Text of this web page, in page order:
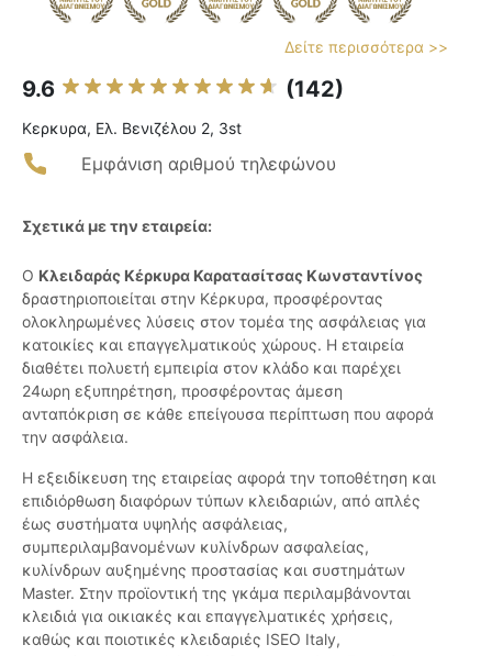
Δείτε περισσότερα >>
9.6 (142)
Κερκυρα, Ελ. Βενιζέλου 2, 3st
Εμφάνιση αριθμού τηλεφώνου
Σχετικά με την εταιρεία:
Ο Κλειδαράς Κέρκυρα Καρατασίτσας Κωνσταντίνος
δραστηριοποιείται στην Κέρκυρα, προσφέροντας
ολοκληρωμένες λύσεις στον τομέα της ασφάλειας για
κατοικίες και επαγγελματικούς χώρους. Η εταιρεία
διαθέτει πολυετή εμπειρία στον κλάδο και παρέχει
24ωρη εξυπηρέτηση, προσφέροντας άμεση
ανταπόκριση σε κάθε επείγουσα περίπτωση που αφορά
την ασφάλεια.
Η εξειδίκευση της εταιρείας αφορά την τοποθέτηση και
επιδιόρθωση διαφόρων τύπων κλειδαριών, από απλές
έως συστήματα υψηλής ασφάλειας,
συμπεριλαμβανομένων κυλίνδρων ασφαλείας,
κυλίνδρων αυξημένης προστασίας και συστημάτων
Master. Στην προϊοντική της γκάμα περιλαμβάνονται
κλειδιά για οικιακές και επαγγελματικές χρήσεις,
καθώς και ποιοτικές κλειδαριές ISEO Italy,